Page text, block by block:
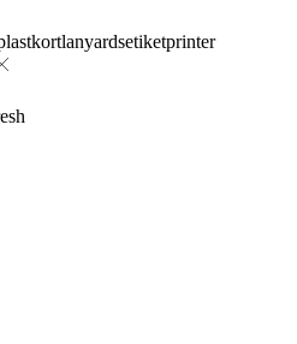
lanyardsetiketprinter